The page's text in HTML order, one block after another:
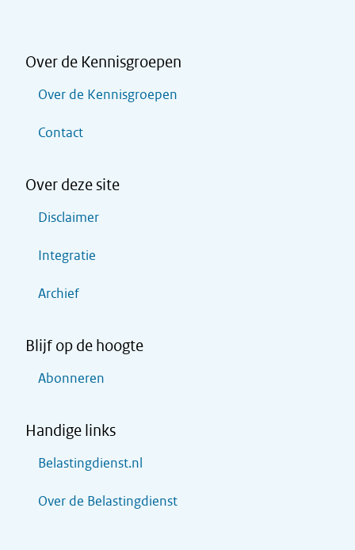
Over de Kennisgroepen
Over de Kennisgroepen
Contact
Over deze site
Disclaimer
Integratie
Archief
Blijf op de hoogte
Abonneren
Handige links
Belastingdienst.nl
Over de Belastingdienst